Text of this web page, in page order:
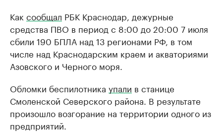
Как сообщал РБК Краснодар, дежурные
средства ПВО в период с 8:00 до 20:00 7 июля
сбили 190 БПЛА над 13 регионами РФ, в том
числе над Краснодарским краем и акваториями
Азовского и Черного моря.
Обломки беспилотника упали в станице
Смоленской Северского района. В результате
произошло возгорание на территории одного из
предприятий.